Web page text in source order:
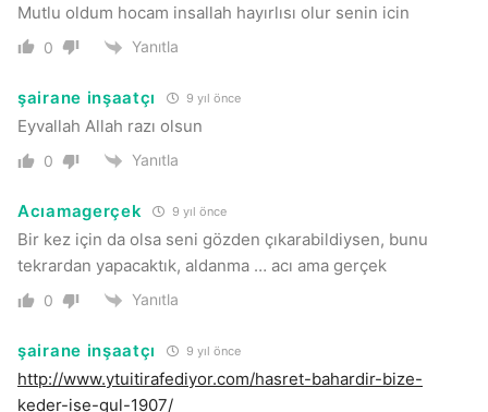
Mutlu oldum hocam insallah hayırlısı olur senin icin
0 Yanıtla
şairane inşaatçı 9 yıl önce
Eyvallah Allah razı olsun
0 Yanıtla
Acıamagerçek 9 yıl önce
Bir kez için da olsa seni gözden çıkarabildiysen, bunu
tekrardan yapacaktık, aldanma … acı ama gerçek
0 Yanıtla
şairane inşaatçı 9 yıl önce
http://www.ytuitirafediyor.com/hasret-bahardir-bize-
keder-ise-gul-1907/